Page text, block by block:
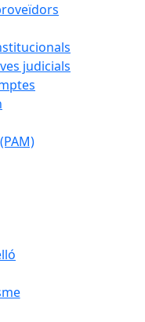
judicials